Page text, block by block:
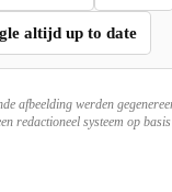
altijd up to date
afbeelding werden
redactioneel systeem op